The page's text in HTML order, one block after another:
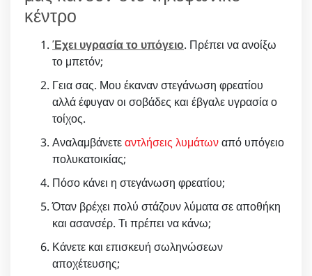
κέντρο
Έχει υγρασία το υπόγειο. Πρέπει να ανοίξω
το μπετόν;
Γεια σας. Μου έκαναν στεγάνωση φρεατίου
αλλά έφυγαν οι σοβάδες και έβγαλε υγρασία ο
τοίχος.
Αναλαμβάνετεαντλήσεις λυμάτωναπό υπόγειο
πολυκατοικίας;
Πόσο κάνει η στεγάνωση φρεατίου;
Όταν βρέχει πολύ στάζουν λύματα σε αποθήκη
και ασανσέρ. Τι πρέπει να κάνω;
Κάνετε και επισκευή σωληνώσεων
αποχέτευσης;